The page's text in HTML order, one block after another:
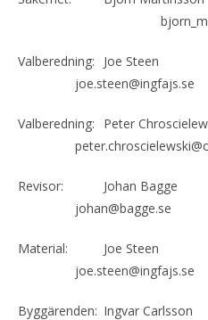
Valberedning: Joe Steen
joe.steen@ingfajs.se
Valberedning: Peter
Revisor: Johan Bagge
johan@bagge.se
Material: Joe Steen
joe.steen@ingfajs.se
Byggärenden: Ingvar Carlsson